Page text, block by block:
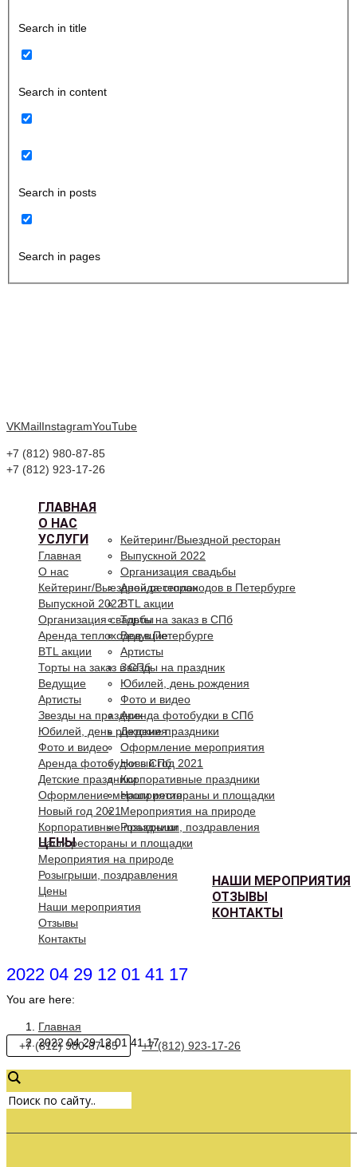
Search in title
Search in content
Search in posts
Search in pages
VKMailInstagramYouTube
+7 (812) 980-87-85
+7 (812) 923-17-26
ГЛАВНАЯ
О НАС
УСЛУГИ
Кейтеринг/Выездной ресторан
Выпускной 2022
Организация свадьбы
Аренда теплоходов в Петербурге
BTL акции
Торты на заказ в СПб
Ведущие
Артисты
Звезды на праздник
Юбилей, день рождения
Фото и видео
Аренда фотобудки в СПб
Детские праздники
Оформление мероприятия
Новый год 2021
Корпоративные праздники
Наши рестораны и площадки
Мероприятия на природе
Розыгрыши, поздравления
ЦЕНЫ
НАШИ МЕРОПРИЯТИЯ
ОТЗЫВЫ
КОНТАКТЫ
Главная
О нас
Кейтеринг/Выездной ресторан
Выпускной 2022
Организация свадьбы
Аренда теплоходов в Петербурге
BTL акции
Торты на заказ в СПб
Ведущие
Артисты
Звезды на праздник
Юбилей, день рождения
Фото и видео
Аренда фотобудки в СПб
Детские праздники
Оформление мероприятия
Новый год 2021
Корпоративные праздники
Наши рестораны и площадки
Мероприятия на природе
Розыгрыши, поздравления
Цены
Наши мероприятия
Отзывы
Контакты
2022 04 29 12 01 41 17
You are here:
Главная
2022 04 29 12 01 41 17
+7 (812) 980-87-85 +7 (812) 923-17-26